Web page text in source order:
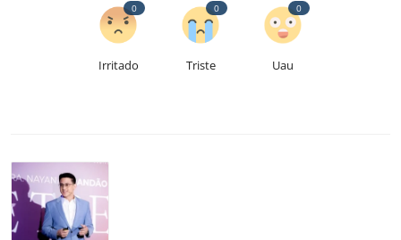
Irritado
0
Triste
0
Uau
0